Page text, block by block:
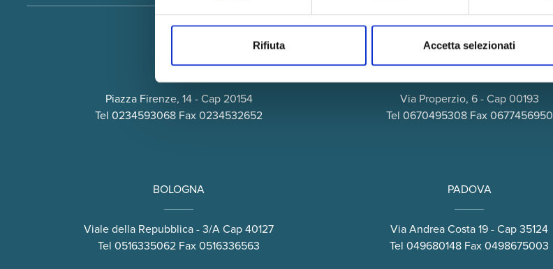
Rifiuta Accetta selezionati
Piazza Firenze, 14 - Cap 20154
Tel 0234593068 Fax 0234532652
Via Properzio, 6 - Cap 00193
Tel 0670495308Fax 0677456950
BOLOGNA
Viale della Repubblica - 3/A Cap 40127
Tel 0516335062 Fax 0516336563
PADOVA
Via Andrea Costa 19 - Cap 35124
Tel 049680148 Fax 0498675003